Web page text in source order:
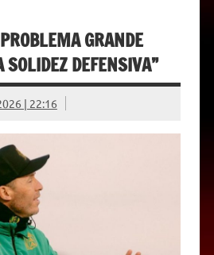
GRANDE
SOLIDEZ DEFENSIVA”
| 22:16